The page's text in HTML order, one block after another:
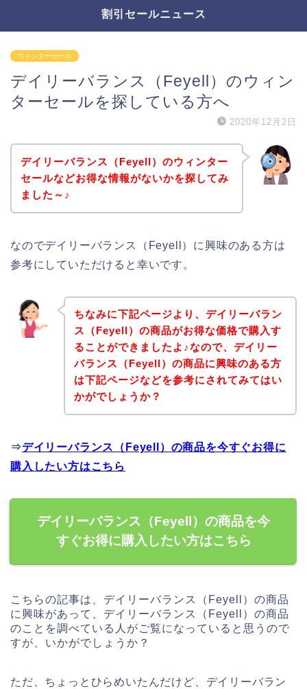
割引セールニュース
ウィンターセール
デイリーバランス（Feyell）のウィン
ターセールを探している方へ
2020年12月2日
デイリーバランス（Feyell）のウィンター
セールなどお得な情報がないかを探してみ
ました～♪
なのでデイリーバランス（Feyell）に興味のある方は
参考にしていただけると幸いです。
ちなみに下記ページより、デイリーバラン
ス（Feyell）の商品がお得な価格で購入す
ることができましたよ♪なので、デイリー
バランス（Feyell）の商品に興味のある方
は下記ページなどを参考にされてみてはい
かがでしょうか？
⇒デイリーバランス（Feyell）の商品を今すぐお得に
購入したい方はこちら
デイリーバランス（Feyell）の商品を今
すぐお得に購入したい方はこちら
こちらの記事は、デイリーバランス（Feyell）の商品
に興味があって、デイリーバランス（Feyell）の商品
のことを調べている人がご覧になっていると思うので
すが、いかがでしょうか？
ただ、ちょっとひらめいたんだけど、デイリーバラン